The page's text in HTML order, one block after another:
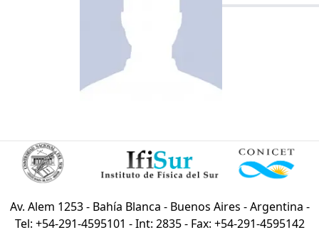
Av. Alem 1253 - Bahía Blanca - Buenos Aires - Argentina -
Tel: +54-291-4595101 - Int: 2835 - Fax: +54-291-4595142